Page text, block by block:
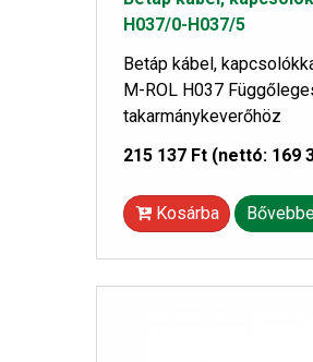
H037/0-H037/5
Betáp kábel,
M-ROL H037
takarmánykeverőhöz
215 137 Ft (nettó: 169
Kosárba